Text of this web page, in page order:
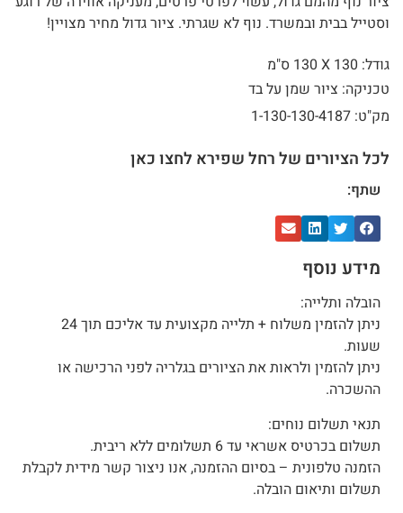
וסטייל בבית ובמשרד. נוף לא שגרתי. ציור גדול מחיר מצויין!
גודל: 130 X
130 ס"מ
טכניקה: ציור שמן על בד
מק"ט: 1-130-130-4187
לכל הציורים של רחל שפירא לחצו כאן
שתף:
מידע נוסף
הובלה ותלייה:
ניתן להזמין משלוח + תלייה מקצועית עד אליכם תוך 24
שעות.
ניתן להזמין ולראות את הציורים בגלריה לפני הרכישה או
ההשכרה.
תנאי תשלום נוחים:
תשלום בכרטיס אשראי עד 6 תשלומים ללא ריבית.
הזמנה טלפונית – בסיום ההזמנה, אנו ניצור קשר מידית לקבלת
תשלום ותיאום הובלה.